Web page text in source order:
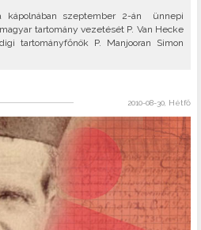
kápolnában szeptember 2-án ünnepi
tartomány vezetését P. Van Hecke
tartományfőnök P. Manjooran Simon
2010-08-30, Hétfő